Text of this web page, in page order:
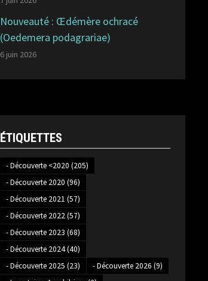
Nouveauté : Œdémère ochracé
(Oedemera podagrariae)
6 juin 2026
ÉTIQUETTES
- Découverte <2020 (205)
- Découverte 2020 (96)
- Découverte 2021 (57)
- Découverte 2022(57)
- Découverte 2023 (68)
- Découverte 2024(40)
- Découverte 2025 (23) - Découverte 2026 (9)